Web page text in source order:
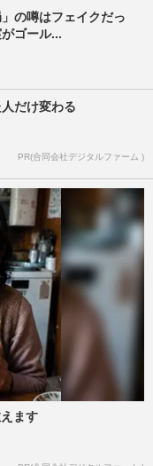
の噂はフェイクだっ
ゴール...
だけ変わる
PR(合同会社デジタルファーム )
ます